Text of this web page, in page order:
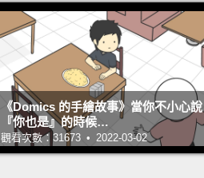
《Domics 的手繪故事》當你不小心說
『你也是』的時候…
觀看次數：31673 • 2022-03-02